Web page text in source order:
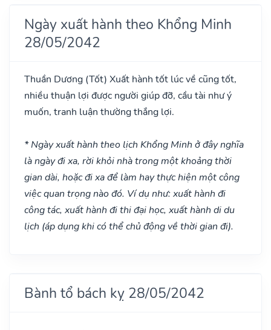
Ngày xuất hành theo Khổng Minh
28/05/2042
Thuần Dương (Tốt) Xuất hành tốt lúc về cũng tốt,
nhiều thuận lợi được người giúp đỡ, cầu tài như ý
muốn, tranh luận thường thắng lợi.
* Ngày xuất hành theo lịch Khổng Minh ở đây nghĩa
là ngày đi xa, rời khỏi nhà trong một khoảng thời
gian dài, hoặc đi xa để làm hay thực hiện một công
việc quan trọng nào đó. Ví dụ như: xuất hành đi
công tác, xuất hành đi thi đại học, xuất hành di du
lịch (áp dụng khi có thể chủ động về thời gian đi).
Bành tổ bách kỵ 28/05/2042